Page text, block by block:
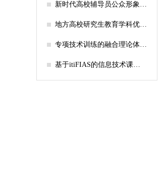
新时代高校辅导员公众形象塑
地方高校研究生教育学科优化
径探析
专项技术训练的融合理论体系
基于itiFIAS的信息技术课堂